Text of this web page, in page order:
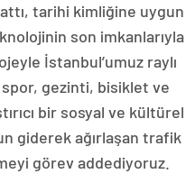
tarihi kimliğine uygun
son imkanlarıyla
İstanbul’umuz raylı
gezinti, bisiklet ve
bir sosyal ve kültürel
giderek ağırlaşan trafik
görev addediyoruz.